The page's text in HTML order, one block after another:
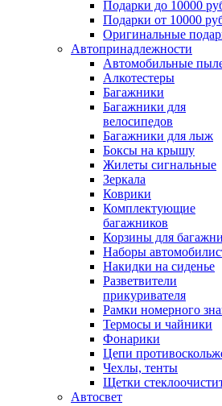
Подарки до 10000
Подарки от 10000
Оригинальные
Автопринадлежности
Автомобильные
Алкотестеры
Багажники
Багажники для
велосипедов
Багажники для лыж
Боксы на крышу
Жилеты сигнальные
Зеркала
Коврики
Комплектующие
багажников
Корзины для
Наборы
Накидки на сиденье
Разветвители
прикуривателя
Рамки номерного
Термосы и чайники
Фонарики
Цепи
Чехлы, тенты
Щетки
Автосвет